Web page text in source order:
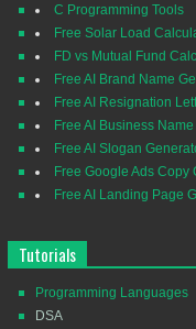
C Programming Tools
Free Solar Load
FD vs Mutual Fund
Free AI Brand Name
Free AI Resignation
Free AI Business
Free AI Slogan
Free Google Ads Copy
Free AI Landing Page
Tutorials
Programming Languages
DSA